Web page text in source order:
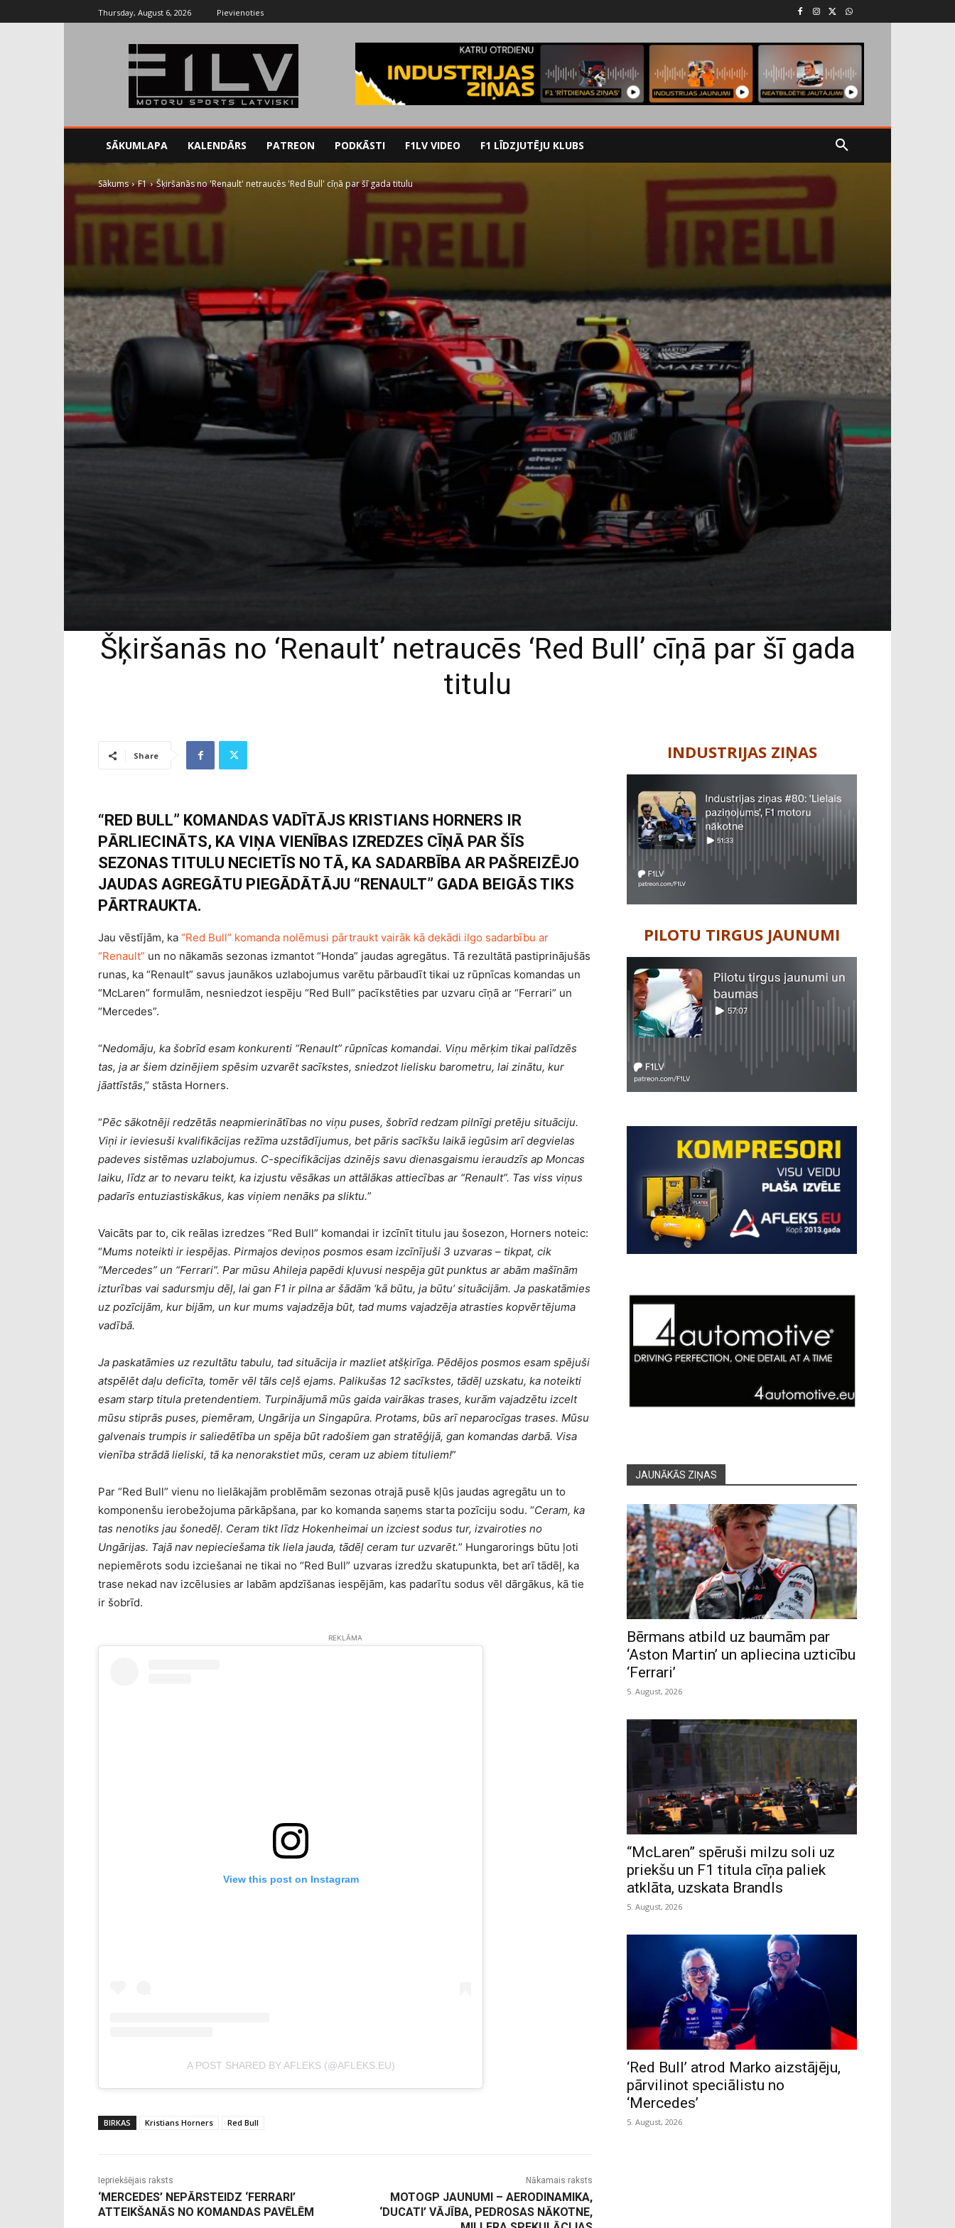
Thursday, August 6, 2026 Pievienoties
SĀKUMLAPA KALENDĀRS PATREON PODKĀSTI F1LV VIDEO F1 LĪDZJUTĒJU KLUBS
Sākums F1 Šķiršanās no 'Renault' netraucēs 'Red Bull' cīņā par šī gada titulu
Šķiršanās no ‘Renault’ netraucēs ‘Red Bull’ cīņā par šī gada
titulu
Share
“RED BULL” KOMANDAS VADĪTĀJS KRISTIANS HORNERS IR
PĀRLIECINĀTS, KA VIŅA VIENĪBAS IZREDZES CĪŅĀ PAR ŠĪS
SEZONAS TITULU NECIETĪS NO TĀ, KA SADARBĪBA AR PAŠREIZĒJO
JAUDAS AGREGĀTU PIEGĀDĀTĀJU “RENAULT” GADA BEIGĀS TIKS
PĀRTRAUKTA.
Jau vēstījām, ka “Red Bull” komanda nolēmusi pārtraukt vairāk kā dekādi ilgo sadarbību ar
“Renault” un no nākamās sezonas izmantot “Honda” jaudas agregātus. Tā rezultātā pastiprinājušās
runas, ka “Renault” savus jaunākos uzlabojumus varētu pārbaudīt tikai uz rūpnīcas komandas un
“McLaren” formulām, nesniedzot iespēju “Red Bull” pacīkstēties par uzvaru cīņā ar “Ferrari” un
“Mercedes”.
“Nedomāju, ka šobrīd esam konkurenti “Renault” rūpnīcas komandai. Viņu mērķim tikai palīdzēs
tas, ja ar šiem dzinējiem spēsim uzvarēt sacīkstes, sniedzot lielisku barometru, lai zinātu, kur
jāattīstās,” stāsta Horners.
“Pēc sākotnēji redzētās neapmierinātības no viņu puses, šobrīd redzam pilnīgi pretēju situāciju.
Viņi ir ieviesuši kvalifikācijas režīma uzstādījumus, bet pāris sacīkšu laikā iegūsim arī degvielas
padeves sistēmas uzlabojumus. C-specifikācijas dzinējs savu dienasgaismu ieraudzīs ap Moncas
laiku, līdz ar to nevaru teikt, ka izjustu vēsākas un attālākas attiecības ar “Renault”. Tas viss viņus
padarīs entuziastiskākus, kas viņiem nenāks pa sliktu.”
Vaicāts par to, cik reālas izredzes “Red Bull” komandai ir izcīnīt titulu jau šosezon, Horners noteic:
“Mums noteikti ir iespējas. Pirmajos deviņos posmos esam izcīnījuši 3 uzvaras – tikpat, cik
“Mercedes” un “Ferrari”. Par mūsu Ahileja papēdi kļuvusi nespēja gūt punktus ar abām mašīnām
izturības vai sadursmju dēļ, lai gan F1 ir pilna ar šādām ‘kā būtu, ja būtu’ situācijām. Ja paskatāmies
uz pozīcijām, kur bijām, un kur mums vajadzēja būt, tad mums vajadzēja atrasties kopvērtējuma
vadībā.
Ja paskatāmies uz rezultātu tabulu, tad situācija ir mazliet atšķirīga. Pēdējos posmos esam spējuši
atspēlēt daļu deficīta, tomēr vēl tāls ceļš ejams. Palikušas 12 sacīkstes, tādēļ uzskatu, ka noteikti
esam starp titula pretendentiem. Turpinājumā mūs gaida vairākas trases, kurām vajadzētu izcelt
mūsu stiprās puses, piemēram, Ungārija un Singapūra. Protams, būs arī neparocīgas trases. Mūsu
galvenais trumpis ir saliedētība un spēja būt radošiem gan stratēģijā, gan komandas darbā. Visa
vienība strādā lieliski, tā ka nenorakstiet mūs, ceram uz abiem tituliem!”
Par “Red Bull” vienu no lielākajām problēmām sezonas otrajā pusē kļūs jaudas agregātu un to
komponenšu ierobežojuma pārkāpšana, par ko komanda saņems starta pozīciju sodu. “Ceram, ka
tas nenotiks jau šonedēļ. Ceram tikt līdz Hokenheimai un izciest sodus tur, izvairoties no
Ungārijas. Tajā nav nepieciešama tik liela jauda, tādēļ ceram tur uzvarēt.” Hungarorings būtu ļoti
nepiemērots sodu izciešanai ne tikai no “Red Bull” uzvaras izredžu skatupunkta, bet arī tādēļ, ka
trase nekad nav izcēlusies ar labām apdzīšanas iespējām, kas padarītu sodus vēl dārgākus, kā tie
ir šobrīd.
REKLĀMA
View this post on Instagram
A POST SHARED BY AFLEKS (@AFLEKS.EU)
BIRKAS Kristians Horners Red Bull
Iepriekšējais raksts
‘MERCEDES’ NEPĀRSTEIDZ ‘FERRARI’
ATTEIKŠANĀS NO KOMANDAS PAVĒLĒM
Nākamais raksts
MOTOGP JAUNUMI – AERODINAMIKA,
‘DUCATI’ VĀJĪBA, PEDROSAS NĀKOTNE,
INDUSTRIJAS ZIŅAS
PILOTU TIRGUS JAUNUMI
JAUNĀKĀS ZIŅAS
Bērmans atbild uz baumām par
‘Aston Martin’ un apliecina uzticību
‘Ferrari’
5. August, 2026
“McLaren” spēruši milzu soli uz
priekšu un F1 titula cīņa paliek
atklāta, uzskata Brandls
5. August, 2026
‘Red Bull’ atrod Marko aizstājēju,
pārvilinot speciālistu no
‘Mercedes’
5. August, 2026